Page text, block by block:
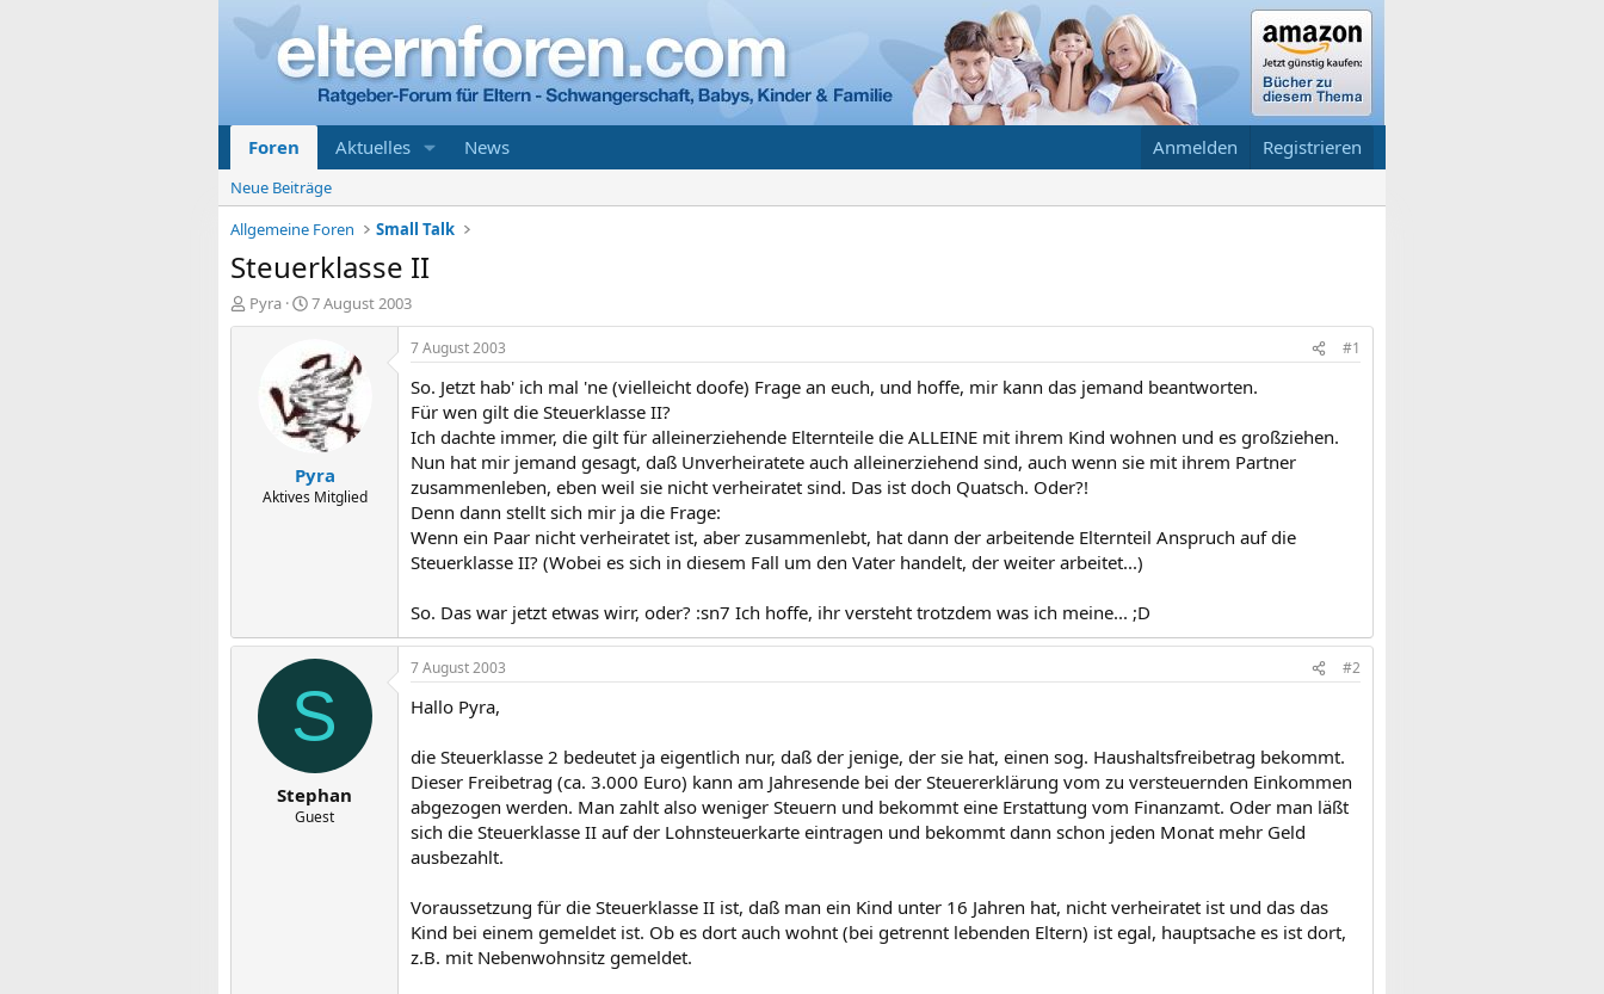
Foren Aktuelles News Anmelden Registrieren
Neue Beiträge
Allgemeine Foren
Small Talk
Steuerklasse II
E
r
Pyra
E
r
t
e
l
l
t
a
m
7 August 2003
Pyra
Aktives Mitglied
7 August 2003 #1
So. Jetzt hab' ich mal 'ne (vielleicht doofe) Frage an euch, und hoffe, mir kann das jemand beantworten.
Für wen gilt die Steuerklasse II?
Ich dachte immer, die gilt für alleinerziehende Elternteile die ALLEINE mit ihrem Kind wohnen und es großziehen.
Nun hat mir jemand gesagt, daß Unverheiratete auch alleinerziehend sind, auch wenn sie mit ihrem Partner
zusammenleben, eben weil sie nicht verheiratet sind. Das ist doch Quatsch. Oder?!
Denn dann stellt sich mir ja die Frage:
Wenn ein Paar nicht verheiratet ist, aber zusammenlebt, hat dann der arbeitende Elternteil Anspruch auf die
Steuerklasse II? (Wobei es sich in diesem Fall um den Vater handelt, der weiter arbeitet...)
So. Das war jetzt etwas wirr, oder? :sn7 Ich hoffe, ihr versteht trotzdem was ich meine... ;D
S
Stephan
Guest
7 August 2003 #2
Hallo Pyra,
die Steuerklasse 2 bedeutet ja eigentlich nur, daß der jenige, der sie hat, einen sog. Haushaltsfreibetrag bekommt.
Dieser Freibetrag (ca. 3.000 Euro) kann am Jahresende bei der Steuererklärung vom zu versteuernden Einkommen
abgezogen werden. Man zahlt also weniger Steuern und bekommt eine Erstattung vom Finanzamt. Oder man läßt
sich die Steuerklasse II auf der Lohnsteuerkarte eintragen und bekommt dann schon jeden Monat mehr Geld
ausbezahlt.
Voraussetzung für die Steuerklasse II ist, daß man ein Kind unter 16 Jahren hat, nicht verheiratet ist und das das
Kind bei einem gemeldet ist. Ob es dort auch wohnt (bei getrennt lebenden Eltern) ist egal, hauptsache es ist dort,
z.B. mit Nebenwohnsitz gemeldet.